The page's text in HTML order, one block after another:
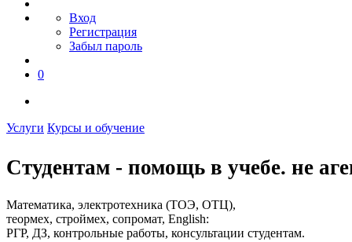
Вход
Регистрация
Забыл пароль
0
Услуги Курсы и обучение
Студентам - помощь в учебе. не
Математика, электротехника (ТОЭ, ОТЦ),
теормех, строймех, сопромат, English:
РГР, ДЗ, контрольные работы, консультации студентам.